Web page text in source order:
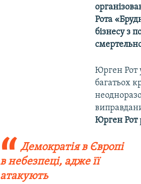
Рота
бізнесу з
Юрген Рот
багатьох
Юрген Рот
Демократія в Європі
в небезпеці, адже її
атакують